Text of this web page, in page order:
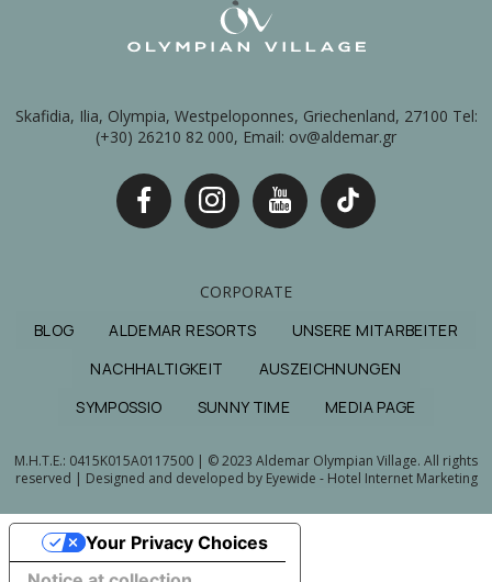
Skafidia, Ilia, Olympia, Westpeloponnes, Griechenland, 27100 Tel:
(+30) 26210 82 000, Email: ov@aldemar.gr
CORPORATE
BLOG
ALDEMAR RESORTS
UNSERE MITARBEITER
NACHHALTIGKEIT
AUSZEICHNUNGEN
SYMPOSSIO
SUNNY TIME MEDIA PAGE
M.H.T.E.: 0415Κ015Α0117500 | © 2023 Aldemar Olympian Village. All rights
reserved | Designed and developed by Eyewide - Hotel Internet Marketing
Your Privacy Choices